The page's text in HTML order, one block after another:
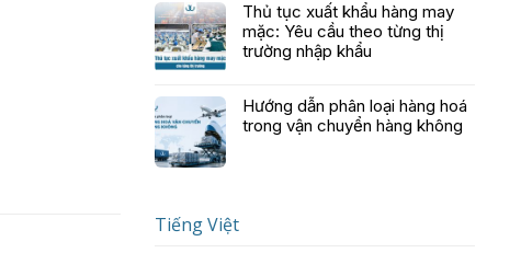
Thủ tục xuất khẩu hàng may
mặc: Yêu cầu theo từng thị
trường nhập khẩu
Hướng dẫn phân loại hàng hoá
trong vận chuyển hàng không
Tiếng Việt